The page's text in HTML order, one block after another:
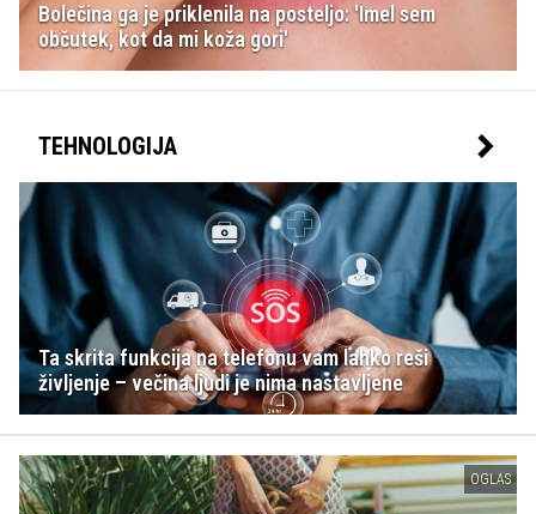
Bolečina ga je priklenila na posteljo: 'Imel sem
občutek, kot da mi koža gori'
TEHNOLOGIJA
Ta skrita funkcija na telefonu vam lahko reši
življenje – večina ljudi je nima nastavljene
OGLAS